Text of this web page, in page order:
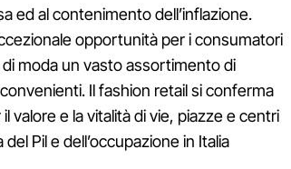
ed al contenimento dell’inflazione.
opportunità per i consumatori
moda un vasto assortimento di
Il fashion retail si conferma
valore e la vitalità di vie, piazze e centri
Pil e dell’occupazione in Italia